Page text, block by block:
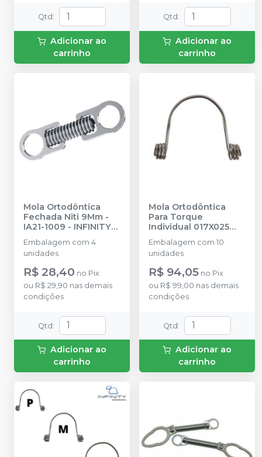
Qtd :
Adicionar ao
carrinho
Qtd :
Adicionar ao
carrinho
Mola Ortodôntica
Fechada Niti 9Mm -
IA21-1009 - INFINITY
ORTHODONTICS
Embalagem com 4
unidades
R$ 28,40 no Pix
ou R$ 29,90 nas demais
condições
Qtd:
Adicionar ao
carrinho
Mola Ortodôntica
Para Torque
Individual 017X025
Grande - IA23-1725L
INFINITY
ORTHODONTICS
Embalagem com 10
unidades
R$ 94,05 no Pix
ou R$ 99,00 nas demais
condições
Qtd:
Adicionar ao
carrinho